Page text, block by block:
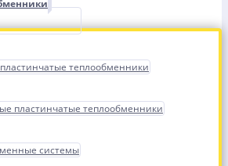
теплообменники
пластинчатые теплообменники
системы